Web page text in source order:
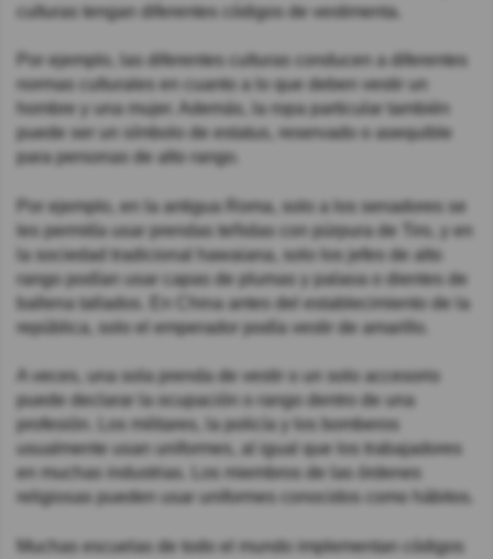
culturas tengan diferentes códigos de vestimenta.
Por ejemplo, las diferentes culturas conducen a diferentes
normas culturales en cuanto a lo que deben vestir un
hombre y una mujer. Además, la ropa particular también
puede ser un símbolo de estatus, reservado o asequible
para personas de alto rango.
Por ejemplo, en la antigua Roma, solo a los senadores se
les permitía usar prendas teñidas con púrpura de Tiro, y en
la sociedad tradicional hawaiana, solo los jefes de alto
rango podían usar capas de plumas y palaoa o dientes de
ballena tallados. En China antes del establecimiento de la
república, solo el emperador podía vestir de amarillo.
A veces, una sola prenda de vestir o un solo accesorio
puede declarar la ocupación o rango dentro de una
profesión. Los militares, la policía y los bomberos
usualmente usan uniformes, al igual que los trabajadores
en muchas industrias. Los miembros de las órdenes
religiosas pueden usar uniformes conocidos como hábitos.
Muchas escuelas de todo el mundo implementan códigos